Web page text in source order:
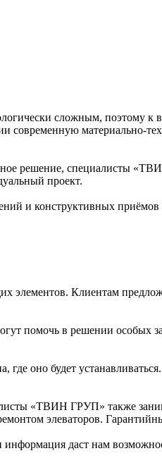
сложным, поэтому
материально-
решение, специалисты
проект.
и конструктивных
элементов. Клиентам
помочь в решении особых
оно будет
«ТВИН ГРУП» также
элеваторов.
даст нам